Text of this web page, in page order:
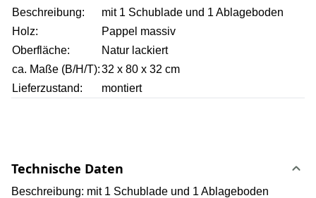
Beschreibung:
mit 1 Schublade und 1 Ablageboden
Holz:
Pappel massiv
Oberfläche:
Natur lackiert
ca. Maße (B/H/T):32 x 80 x 32 cm
Lieferzustand:
montiert
Technische Daten
Beschreibung: mit 1 Schublade und 1 Ablageboden